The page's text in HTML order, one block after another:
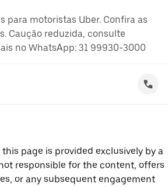
para motoristas Uber. Confira as
Caução reduzida, consulte
no WhatsApp: 31 99930-3000
page is provided exclusively by a
responsible for the content, offers
or any subsequent engagement